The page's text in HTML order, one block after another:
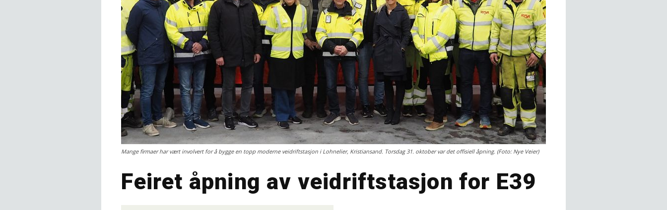
Mange firmaer har vært involvert for å bygge en topp moderne veidriftstasjon i Lohnelier, Kristiansand. Torsdag 31. oktober var det offisiell åpning. (Foto: Nye Veier)
Feiret åpning av veidriftstasjon for E39